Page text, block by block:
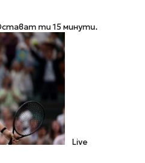
ти 15 минути.
Live